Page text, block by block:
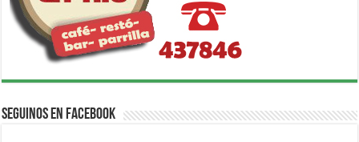
Seguinos en Facebook